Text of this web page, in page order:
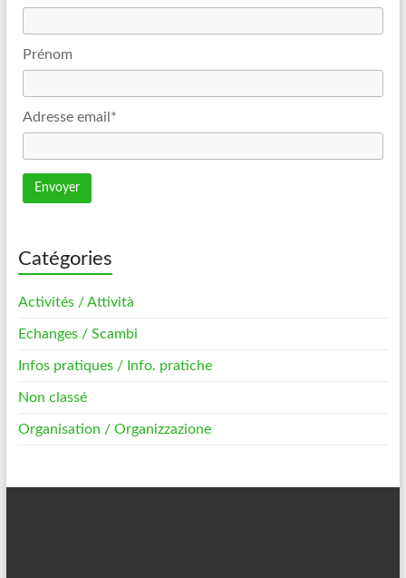
Prénom
Adresse email*
Catégories
Activités / Attività
Echanges / Scambi
Infos pratiques / Info. pratiche
Non classé
Organisation / Organizzazione